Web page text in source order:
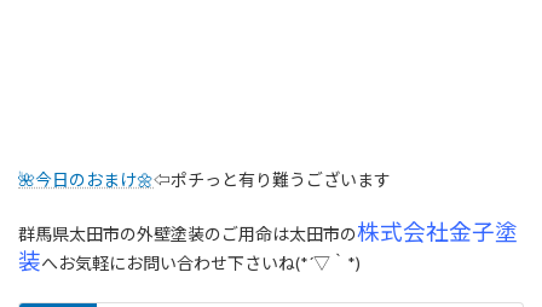
🌺今日のおまけ🌼⇦ポチっと有り難うございます
群馬県太田市の外壁塗装のご用命は太田市の株式会社金子塗
装へお気軽にお問い合わせ下さいね(*´▽｀*)